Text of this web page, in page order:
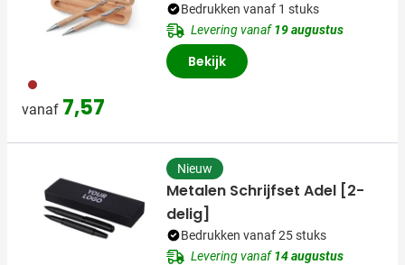
945
vanaf 7,57
Bedrukken vanaf 1 stuks
Levering vanaf19 augustus
Bekijk
Nieuw
Metalen Schrijfset Adel [2-
delig]
Bedrukken vanaf 25 stuks
Levering vanaf14 augustus